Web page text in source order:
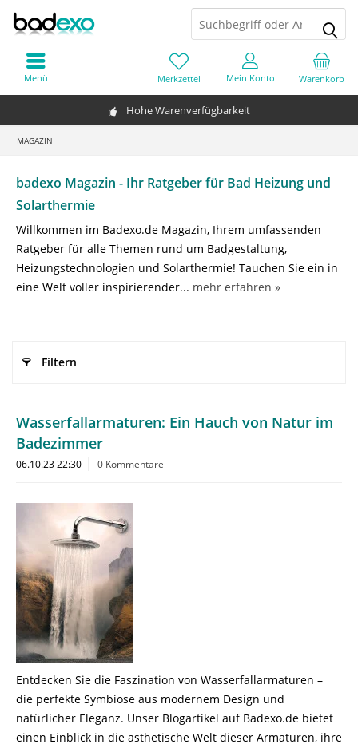
Hohe Warenverfügbarkeit
Warenkorb
Merkzettel Mein Konto
Menü
MAGAZIN
badexo Magazin - Ihr Ratgeber für Bad Heizung und
Solarthermie
Willkommen im Badexo.de Magazin, Ihrem umfassenden
Ratgeber für alle Themen rund um Badgestaltung,
Heizungstechnologien und Solarthermie! Tauchen Sie ein in
eine Welt voller inspirierender... mehr erfahren »
Filtern
Wasserfallarmaturen: Ein Hauch von Natur im
Badezimmer
06.10.23 22:30 0 Kommentare
Entdecken Sie die Faszination von Wasserfallarmaturen –
die perfekte Symbiose aus modernem Design und
natürlicher Eleganz. Unser Blogartikel auf Badexo.de bietet
einen Einblick in die ästhetische Welt dieser Armaturen, ihre